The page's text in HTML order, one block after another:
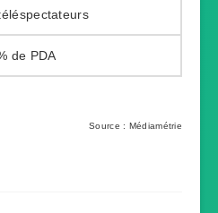
Source : Médiamétrie